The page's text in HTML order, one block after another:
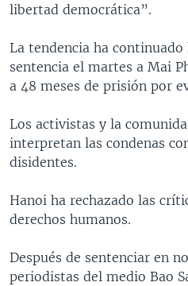
libertad democrática”.
La tendencia ha
sentencia el martes a Mai
a 48 meses de prisión por
Los activistas y la
interpretan las condenas
disidentes.
Hanoi ha rechazado las
derechos humanos.
Después de sentenciar en
periodistas del medio Bao